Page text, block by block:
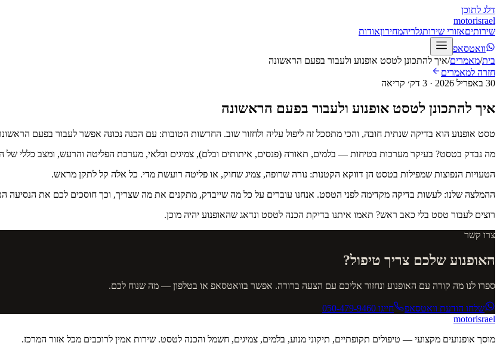
דלג לתוכן
motorisrael
שירותיםאזורי שירותגלריהמחירוןאודות
וואטסאפ
בית/מאמרים/איך להתכונן לטסט אופנוע ולעבור בפעם הראשונה
חזרה למאמרים
30 באפריל 2026
·
3 דק׳ קריאה
איך להתכונן לטסט אופנוע ולעבור בפעם הראשונה
טסט אופנוע הוא בדיקה שנתית חובה, והכי מתסכל זה ליפול עליה ולחזור שוב. החדשות הטובות: עם הכנה נכונה אפשר לעבור בפעם
מה נבדק בטסט? בעיקר מערכות בטיחות — בלמים, תאורה (פנסים, איתותים ובלם), צמיגים ובלאי, מערכת הפליטה והרעש, ומצב כללי של
הטעויות הנפוצות שמפילות בטסט הן דווקא הקטנות: נורה שרופה, צמיג שחוק, או פליטה רועשת מדי. כל אלה קל לתקן מראש.
ההמלצה שלנו: לעשות בדיקה מקדימה לפני הטסט. אנחנו עוברים על כל מה שייבדק, מתקנים את מה שצריך, וכך חוסכים לכם את הנסיעה
רוצים לעבור טסט בלי כאב ראש? תאמו איתנו בדיקת הכנה לטסט ונדאג שהאופנוע יהיה מוכן.
צרו קשר
האופנוע שלכם צריך טיפול?
ספרו לנו מה קורה עם האופנוע ונחזור אליכם עם הצעה ברורה. אפשר בוואטסאפ או בטלפון — מה שנוח לכם.
שלחו הודעת וואטסאפ חייגו 050-479-9460
motorisrael
מוסך אופנועים מקצועי — טיפולים תקופתיים, תיקוני מנוע, בלמים, צמיגים, חשמל והכנה לטסט. שירות אמין לרוכבים מכל אזור המרכז.